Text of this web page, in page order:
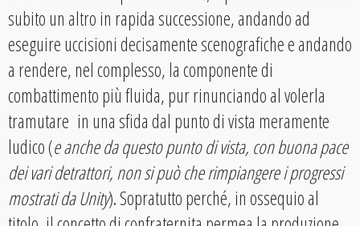
subito un altro in rapida successione, andando ad
eseguire uccisioni decisamente scenografiche e andando
a rendere, nel complesso, la componente di
combattimento più fluida, pur rinunciando al volerla
tramutare in una sfida dal punto di vista meramente
ludico (e anche da questo punto di vista, con buona pace
dei vari detrattori, non si può che rimpiangere i progressi
mostrati da Unity). Sopratutto perché, in ossequio al